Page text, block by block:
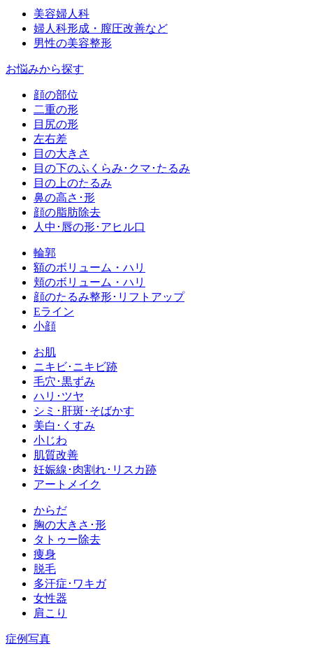
美容婦人科
婦人科形成・膣圧改善など
男性の美容整形
お悩みから探す
顔の部位
二重の形
目尻の形
左右差
目の大きさ
目の下のふくらみ･クマ･たるみ
目の上のたるみ
鼻の高さ･形
顔の脂肪除去
人中･唇の形･アヒル口
輪郭
額のボリューム・ハリ
頬のボリューム・ハリ
顔のたるみ整形･リフトアップ
Eライン
小顔
お肌
ニキビ･ニキビ跡
毛穴･黒ずみ
ハリ･ツヤ
シミ･肝斑･そばかす
美白･くすみ
小じわ
肌質改善
妊娠線･肉割れ･リスカ跡
アートメイク
からだ
胸の大きさ･形
タトゥー除去
痩身
脱毛
多汗症･ワキガ
女性器
肩こり
症例写真